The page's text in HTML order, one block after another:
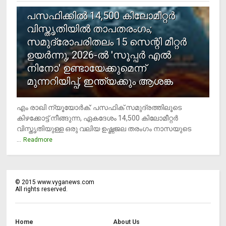
പസഫിക്കില്‍ 14,500 കിലോമീറ്റര്‍
വിസ്തൃതിയില്‍ താപതരംഗം;
സമുദ്രോപരിതലം 15 സെന്റി മീറ്റര്‍
ഉയര്‍ന്നു, 2026-ല്‍ 'സൂപ്പര്‍ എല്‍
നിനോ' ഉണ്ടായേക്കുമെന്ന്
മുന്നറിയിപ്പ്, ഇന്ത്യക്കും ആശങ്ക
എം രാഖി ന്യൂയോര്‍ക്: പസഫിക് സമുദ്രത്തിലൂടെ
കിഴക്കോട്ട് നീങ്ങുന്ന, ഏകദേശം 14,500 കിലോമീറ്റര്‍
വിസ്തൃതിയുള്ള ഒരു വലിയ ഉഷ്ണജല തരംഗം നാസയുടെ
... Readmore
©2015 www.vyganews.com
All rights reserved.
Home About Us